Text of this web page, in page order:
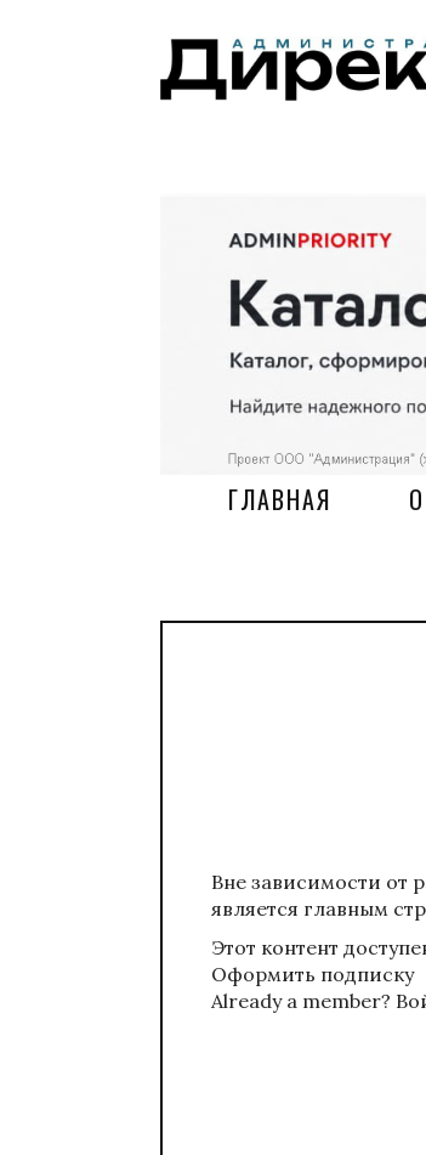
ГЛАВНАЯ
Вне зависимости от
является главным
Этот контент
Оформить подписку
Already a member?